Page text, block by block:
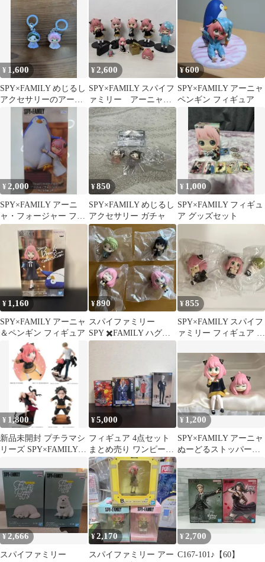
¥ 1,600
SPY×FAMILY めじるし
アクセサリーのアーニ
ャとダミアン 2点セッ
¥2,600
SPY×FAMILY スパイフ
ァミリー アーニャ
フィギュア まとめ売
り
¥600
SPY×FAMILY アーニャ
ペンギン フィギュア
¥2,000
SPY×FAMILY アーニ
ャ・フォージャー フィ
ギュア＆クッションセ
¥850
SPY×FAMILY めじるし
アクセサリー ガチャ
¥ 1,000
SPY×FAMILY フィギュ
ア グッズセット
¥ 1,160
SPY×FAMILY アーニャ
＆ペンギン フィギュア
¥890
スパイファミリー
SPY ✖️FAMILY ハグコ
ット 全4種
¥855
SPY×FAMILY スパイフ
ァミリー フィギュア 3
¥ 1,800
新品未開封 プチラマシ
リーズ SPY×FAMILY
¥5,000
フィギュア 4点セット
まとめ売り ワンピース
SPY×FAMILY
¥ 1,200
SPY×FAMILY アーニャ
ぬーどるストッパーフ
¥2,666
スパイファミリー
¥2,170
スパイファミリー アー
¥2,700
C167-101♪【60】